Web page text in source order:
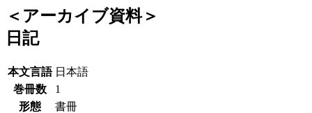
＜アーカイブ資料＞
日記
本文言語 日本語
巻冊数
1
形態
書冊